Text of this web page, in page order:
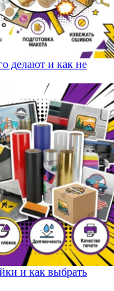
делают и как не
и как выбрать